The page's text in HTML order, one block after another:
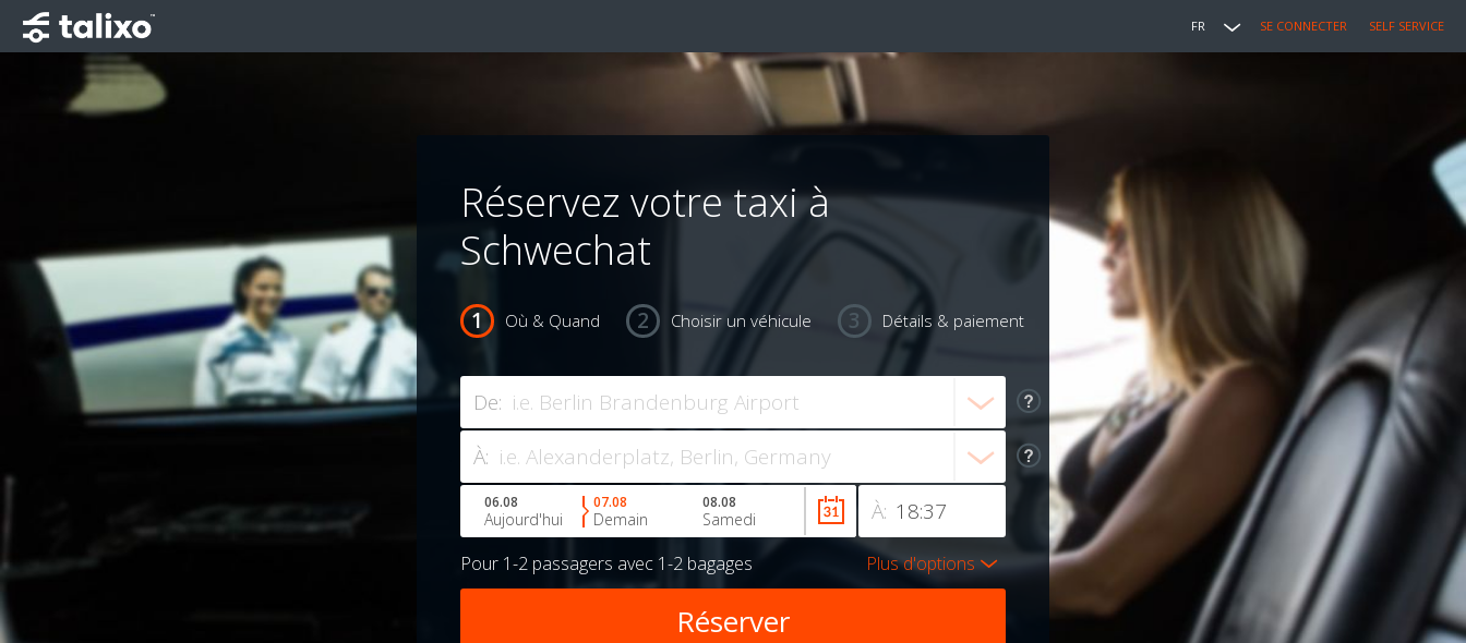
FR SE CONNECTER SELF SERVICE
Réservez votre taxi à
Schwechat
Où & Quand Choisir un véhicule Détails & paiement
De:
À:
À:
06.08
Aujourd'hui
07.08
Demain
08.08
Samedi
Pour 1-2 passagers avec 1-2 bagages Plus d'options